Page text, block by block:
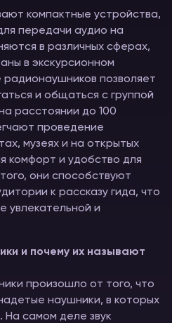
компактные устройства,
передачи аудио на
в различных сферах,
в экскурсионном
радионаушников позволяет
и общаться с группой
расстоянии до 100
проведение
музеях и на открытых
комфорт и удобство для
они способствуют
к рассказу гида, что
увлекательной и
и почему их называют
произошло от того, что
наушники, в которых
На самом деле звук